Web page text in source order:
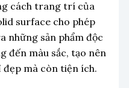
cách trang trí của
surface cho phép
những sản phẩm độc
đến màu sắc, tạo nên
đẹp mà còn tiện ích.